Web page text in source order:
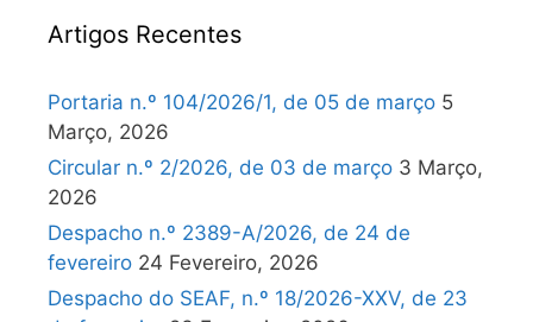
Artigos Recentes
Portaria n.º 104/2026/1, de 05 de março 5
Março, 2026
Circular n.º 2/2026, de 03 de março 3 Março,
2026
Despacho n.º 2389-A/2026, de 24 de
fevereiro 24 Fevereiro, 2026
Despacho do SEAF, n.º 18/2026-XXV, de 23